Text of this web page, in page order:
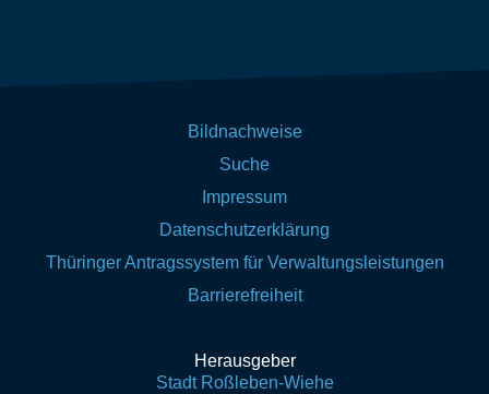
Bildnachweise
Suche
Impressum
Datenschutzerklärung
Thüringer Antragssystem für Verwaltungsleistungen
Barrierefreiheit
Herausgeber
Stadt Roßleben-Wiehe